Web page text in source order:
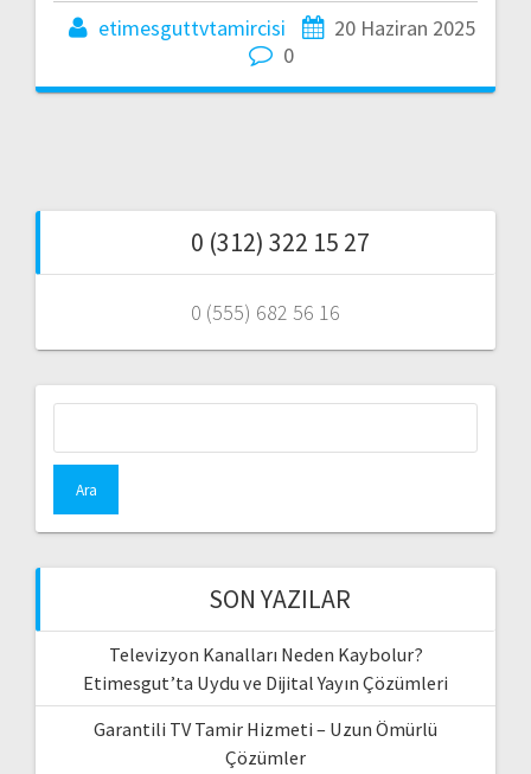
etimesguttvtamircisi
20 Haziran 2025
0
0 (312) 322 15 27
0 (555) 682 56 16
SON YAZILAR
Televizyon Kanalları Neden Kaybolur?
Etimesgut’ta Uydu ve Dijital Yayın Çözümleri
Garantili TV Tamir Hizmeti – Uzun Ömürlü
Çözümler